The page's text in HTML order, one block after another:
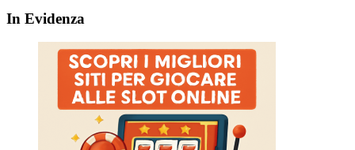
In Evidenza